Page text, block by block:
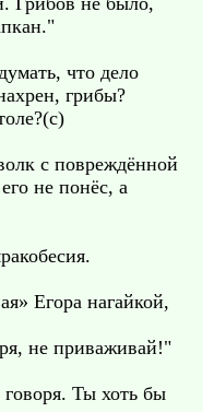
что дело
грибы?
с повреждённой
не понёс, а
Егора нагайкой,
не приваживай!"
Ты хоть бы